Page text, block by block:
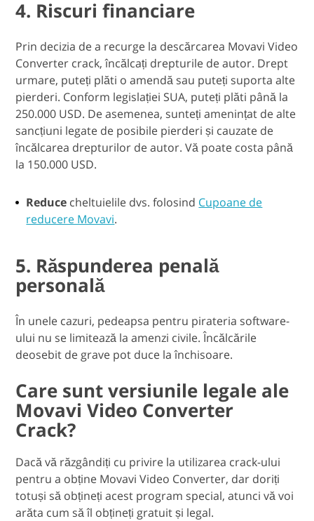
4. Riscuri financiare
Prin decizia de a recurge la descărcarea Movavi Video
Converter crack, încălcați drepturile de autor. Drept
urmare, puteți plăti o amendă sau puteți suporta alte
pierderi. Conform legislației SUA, puteți plăti până la
250.000 USD. De asemenea, sunteți amenințat de alte
sancțiuni legate de posibile pierderi și cauzate de
încălcarea drepturilor de autor. Vă poate costa până
la 150.000 USD.
Reduce cheltuielile dvs. folosind Cupoane de
reducere Movavi.
5. Răspunderea penală
personală
În unele cazuri, pedeapsa pentru pirateria software-
ului nu se limitează la amenzi civile. Încălcările
deosebit de grave pot duce la închisoare.
Care sunt versiunile legale ale
Movavi Video Converter
Crack?
Dacă vă răzgândiți cu privire la utilizarea crack-ului
pentru a obține Movavi Video Converter, dar doriți
totuși să obțineți acest program special, atunci vă voi
arăta cum să îl obțineți gratuit și legal.